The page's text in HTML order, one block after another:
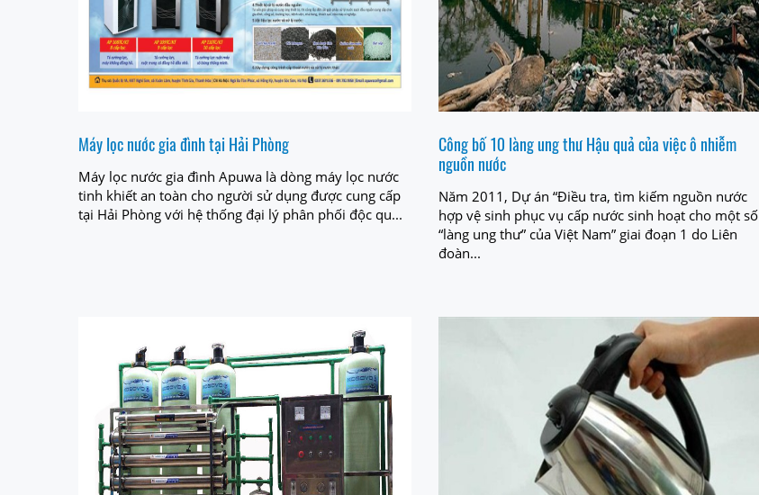
Máy lọc nước gia đình tại Hải Phòng
Máy lọc nước gia đình Apuwa là dòng máy lọc nước
tinh khiết an toàn cho người sử dụng được cung cấp
tại Hải Phòng với hệ thống đại lý phân phối độc qu...
Công bố 10 làng ung thư Hậu quả của việc ô nhiễm
nguồn nước
Năm 2011, Dự án “Điều tra, tìm kiếm nguồn nước
hợp vệ sinh phục vụ cấp nước sinh hoạt cho một số
“làng ung thư” của Việt Nam” giai đoạn 1 do Liên
đoàn...